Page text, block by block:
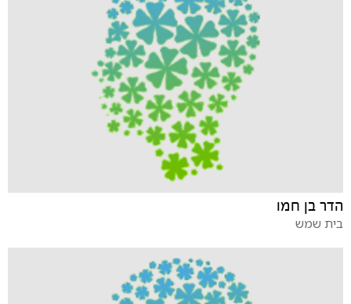
הדר בן חמו
בית שמש